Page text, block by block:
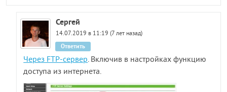
Сергей
14.07.2019 в 11:19 (7 лет назад)
Через FTP-сервер. Включив в настройках функцию
доступа из интернета.
Ответить